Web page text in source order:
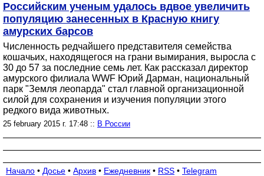
Российским ученым удалось вдвое увеличить
популяцию занесенных в Красную книгу
амурских барсов
Численность редчайшего представителя семейства
кошачьих, находящегося на грани вымирания, выросла с
30 до 57 за последние семь лет. Как рассказал директор
амурского филиала WWF Юрий Дарман, национальный
парк "Земля леопарда" стал главной организационной
силой для сохранения и изучения популяции этого
редкого вида животных.
25 february 2015 г. 17:48 :: В России
Начало • Досье • Архив • Ежедневник • RSS • Telegram